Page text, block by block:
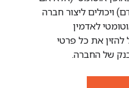
ויכולים ליצור חברה
לאדמין
להזין את כל פרטי
של החברה.